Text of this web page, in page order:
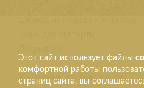
Этот сайт использует файлы
комфортной работы
страниц сайта, вы
Изделия из текстиля